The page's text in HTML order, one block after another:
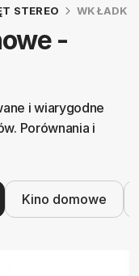
STEREO WKŁADKI
-
i wiarygodne
Porównania i
Kino domowe